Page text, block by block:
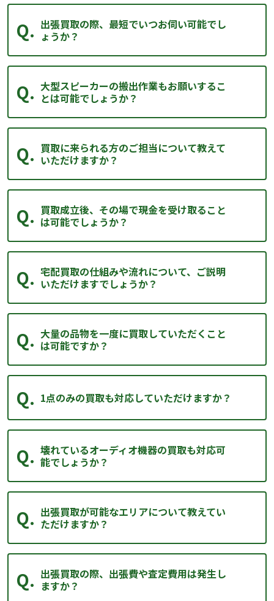
出張買取の際、最短でいつお伺い可能でし
ょうか？
大型スピーカーの搬出作業もお願いするこ
とは可能でしょうか？
買取に来られる方のご担当について教えて
いただけますか？
買取成立後、その場で現金を受け取ること
は可能でしょうか？
宅配買取の仕組みや流れについて、ご説明
いただけますでしょうか？
大量の品物を一度に買取していただくこと
は可能ですか？
1点のみの買取も対応していただけますか？
壊れているオーディオ機器の買取も対応可
能でしょうか？
出張買取が可能なエリアについて教えてい
ただけますか？
出張買取の際、出張費や査定費用は発生し
ますか？